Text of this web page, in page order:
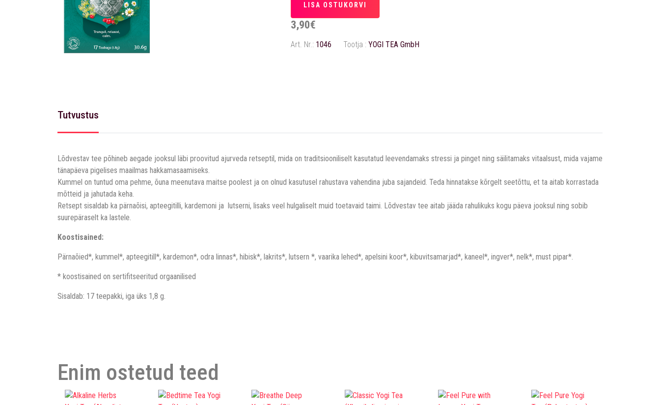
3,90€
Art. Nr.: 1046 Tootja : YOGI TEA GmbH
Tutvustus
Lõdvestav tee põhineb aegade jooksul läbi proovitud ajurveda retseptil, mida on traditsiooniliselt kasutatud leevendamaks stressi ja pinget ning säilitamaks vitaalsust, mida vajame
tänapäeva pigelises maailmas hakkamasaamiseks.
Kummel on tuntud oma pehme, õuna meenutava maitse poolest ja on olnud kasutusel rahustava vahendina juba sajandeid. Teda hinnatakse kõrgelt seetõttu, et ta aitab korrastada
mõtteid ja jahutada keha.
Retsept sisaldab ka pärnaõisi, apteegitilli, kardemoni ja lutserni, lisaks veel hulgaliselt muid toetavaid taimi. Lõdvestav tee aitab jääda rahulikuks kogu päeva jooksul ning sobib
suurepäraselt ka lastele.
Koostisained:
Pärnaõied*, kummel*, apteegitill*, kardemon*, odra linnas*, hibisk*, lakrits*, lutsern *, vaarika lehed*, apelsini koor*, kibuvitsamarjad*, kaneel*, ingver*, nelk*, must pipar*.
* koostisained on sertifitseeritud orgaanilised
Sisaldab: 17 teepakki, iga üks 1,8 g.
Enim ostetud teed